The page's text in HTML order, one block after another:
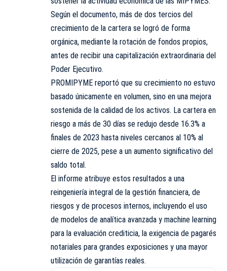
Según el documento, más de dos tercios del
crecimiento de la cartera se logró de forma
orgánica, mediante la rotación de fondos propios,
antes de recibir una capitalización extraordinaria del
Poder Ejecutivo.
PROMIPYME reportó que su crecimiento no estuvo
basado únicamente en volumen, sino en una mejora
sostenida de la calidad de los activos. La cartera en
riesgo a más de 30 días se redujo desde 16.3% a
finales de 2023 hasta niveles cercanos al 10% al
cierre de 2025, pese a un aumento significativo del
saldo total.
El informe atribuye estos resultados a una
reingeniería integral de la gestión financiera, de
riesgos y de procesos internos, incluyendo el uso
de modelos de analítica avanzada y machine learning
para la evaluación crediticia, la exigencia de pagarés
notariales para grandes exposiciones y una mayor
utilización de garantías reales.